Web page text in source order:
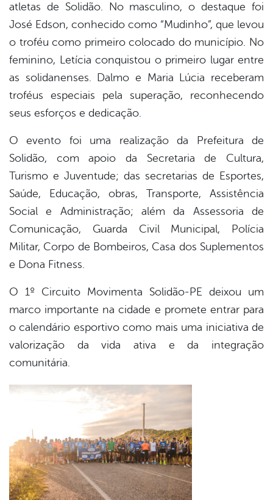
atletas de Solidão. No masculino, o destaque foi
José Edson, conhecido como “Mudinho”, que levou
o troféu como primeiro colocado do município. No
feminino, Letícia conquistou o primeiro lugar entre
as solidanenses. Dalmo e Maria Lúcia receberam
troféus especiais pela superação, reconhecendo
seus esforços e dedicação.
O evento foi uma realização da Prefeitura de
Solidão, com apoio da Secretaria de Cultura,
Turismo e Juventude; das secretarias de Esportes,
Saúde, Educação, obras, Transporte, Assistência
Social e Administração; além da Assessoria de
Comunicação, Guarda Civil Municipal, Polícia
Militar, Corpo de Bombeiros, Casa dos Suplementos
e Dona Fitness.
O 1º Circuito Movimenta Solidão-PE deixou um
marco importante na cidade e promete entrar para
o calendário esportivo como mais uma iniciativa de
valorização da vida ativa e da integração
comunitária.